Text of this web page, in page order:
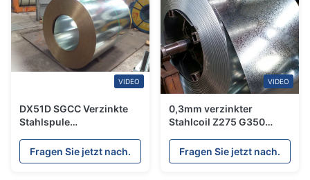
VIDEO
DX51D SGCC Verzinkte
Stahlspule
Zinkstahlspulen Metall Gi
Streifen 600mm
Fragen Sie jetzt nach.
VIDEO
0,3mm verzinkter
Stahlcoil Z275 G350
1500mm
Fragen Sie jetzt nach.